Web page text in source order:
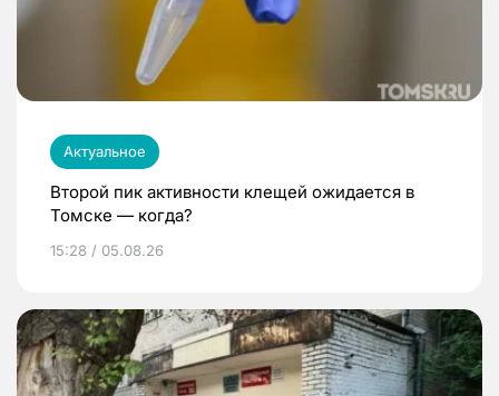
Актуальное
Второй пик активности клещей ожидается в
Томске — когда?
15:28 / 05.08.26